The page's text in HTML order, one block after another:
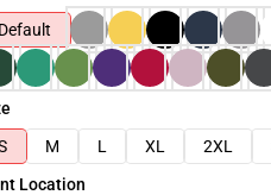
Default
M L XL 2XL
Location